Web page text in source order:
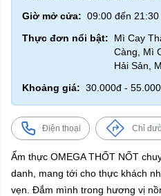
Giờ mở cửa: 09:00 đến 21:30
Thực đơn nổi bật:
Mì Cay
Càng, Mì
Hải Sản,
Khoảng giá: 30.000đ -
Điện thoại Chỉ
Ẩm thực OMEGA THỐT NỐT
danh, mang tới cho thực khách
vẹn. Đắm mình trong hương vị